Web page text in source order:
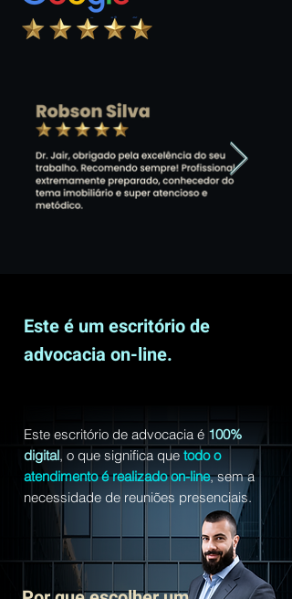
Este é um escritório de
advocacia on-line.
Este escritório de advocacia é 100%
digital, o que significa quetodo o
atendimento é realizado on-line, sem a
necessidade de reuniões presenciais.